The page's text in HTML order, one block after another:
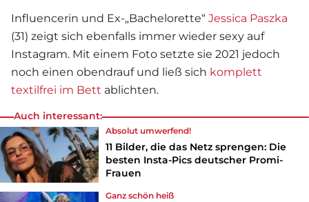
Influencerin und Ex-„Bachelorette“ Jessica Paszka
(31) zeigt sich ebenfalls immer wieder sexy auf
Instagram. Mit einem Foto setzte sie 2021 jedoch
noch einen obendrauf und ließ sich komplett
textilfrei im Bett ablichten.
Auch interessant:
Absolut umwerfend!
11 Bilder, die das Netz sprengen: Die
besten Insta-Pics deutscher Promi-
Frauen
Ganz schön heiß